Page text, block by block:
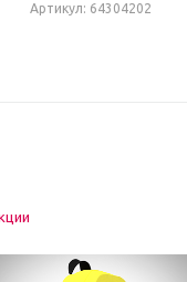
Артикул: 64304202